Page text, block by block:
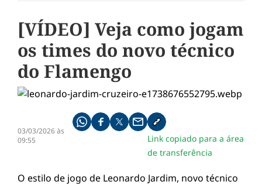
[VÍDEO] Veja como jogam
os times do novo técnico
do Flamengo
03/03/2026 às
09:55
Compartilhe pelo whatsapp
Compartilhar no facebook
Compartilhar no twitter
Compartilhe pelo email
Copiar link da notícia
Link copiado para a área
de transferência
O estilo de jogo de Leonardo Jardim, novo técnico